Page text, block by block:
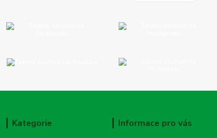
Kategorie Informace pro vás